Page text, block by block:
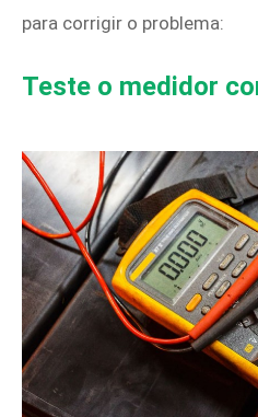
para corrigir o problema:
Teste o medidor